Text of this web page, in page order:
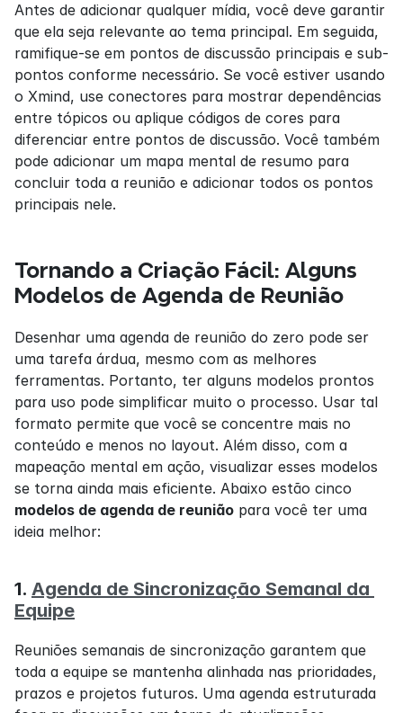
Antes de adicionar qualquer mídia, você deve garantir
que ela seja relevante ao tema principal. Em seguida,
ramifique-se em pontos de discussão principais e sub-
pontos conforme necessário. Se você estiver usando
o Xmind, use conectores para mostrar dependências
entre tópicos ou aplique códigos de cores para
diferenciar entre pontos de discussão. Você também
pode adicionar um mapa mental de resumo para
concluir toda a reunião e adicionar todos os pontos
principais nele.
Tornando a Criação Fácil: Alguns
Modelos de Agenda de Reunião
Desenhar uma agenda de reunião do zero pode ser
uma tarefa árdua, mesmo com as melhores
ferramentas. Portanto, ter alguns modelos prontos
para uso pode simplificar muito o processo. Usar tal
formato permite que você se concentre mais no
conteúdo e menos no layout. Além disso, com a
mapeação mental em ação, visualizar esses modelos
modelos de agenda de reunião para você ter uma
ideia melhor:
1. Agenda de Sincronização Semanal da
Equipe
Reuniões semanais de sincronização garantem que
toda a equipe se mantenha alinhada nas prioridades,
prazos e projetos futuros. Uma agenda estruturada